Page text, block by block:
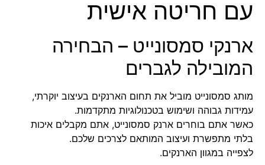
עם חריטה אישית
ארנקי סמסונייט – הבחירה
המובילה לגברים
מותג סמסונייט מוביל את תחום הארנקים בעיצוב יוקרתי,
עמידות גבוהה ושימוש בטכנולוגיות מתקדמות.
כאשר אתם בוחרים ארנק סמסונייט, אתם מקבלים איכות
בלתי מתפשרת ועיצוב המותאם לצרכים שלכם.
לצפייה במגוון הארנקים.